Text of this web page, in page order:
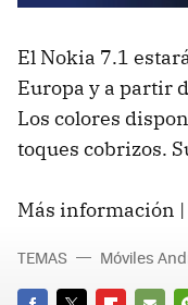
El Nokia 7.1
Europa y a partir
Los colores
toques cobrizos.
Más información |
TEMAS Móviles